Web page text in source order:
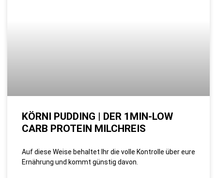
KÖRNI PUDDING | DER 1MIN-LOW
CARB PROTEIN MILCHREIS
Auf diese Weise behaltet Ihr die volle Kontrolle über eure
Ernährung und kommt günstig davon.